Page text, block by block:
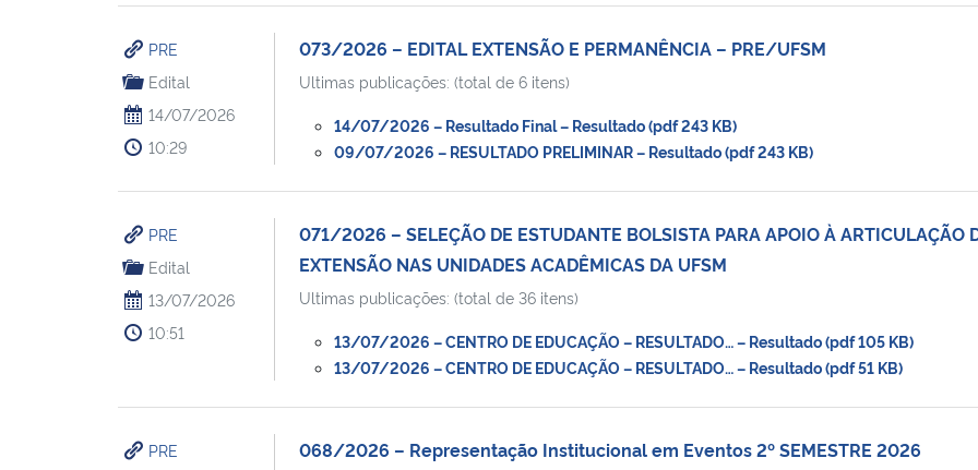
PRE
Edital
14/07/2026
10:29
073/2026 – EDITAL EXTENSÃO E PERMANÊNCIA – PRE/UFSM
Ultimas publicações: (total de 6 itens)
14/07/2026 – Resultado Final – Resultado (pdf 243 KB)
09/07/2026 – RESULTADO PRELIMINAR – Resultado (pdf 243 KB)
PRE
Edital
13/07/2026
10:51
071/2026 – SELEÇÃO DE ESTUDANTE BOLSISTA PARA APOIO À ARTICULAÇÃO
EXTENSÃO NAS UNIDADES ACADÊMICAS DA UFSM
Ultimas publicações: (total de 36 itens)
13/07/2026 – CENTRO DE EDUCAÇÃO – RESULTADO… – Resultado (pdf 105 KB)
13/07/2026 – CENTRO DE EDUCAÇÃO – RESULTADO… – Resultado (pdf 51 KB)
PRE
068/2026 – Representação Institucional em Eventos 2º SEMESTRE 2026